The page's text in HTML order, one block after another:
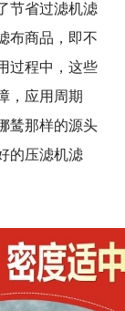
节省过滤机滤
布商品，即不
过程中，这些
，应用周期
鸶那样的源头
的压滤机滤